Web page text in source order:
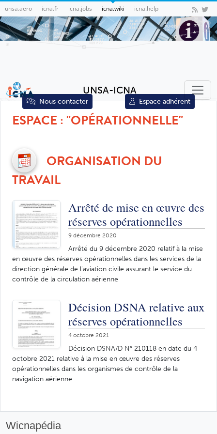
unsa.aero icna.fr icna.jobs icna.wiki icna.help
Nous contacter Espace adhérent
UNSA-ICNA
ESPACE : "OPÉRATIONNELLE"
ORGANISATION DU
TRAVAIL
Arrêté de mise en œuvre des
réserves opérationnelles
9 décembre 2020
Arrêté du 9 décembre 2020 relatif à la mise
en œuvre des réserves opérationnelles dans les services de la
direction générale de l'aviation civile assurant le service du
contrôle de la circulation aérienne
Décision DSNA relative aux
réserves opérationnelles
4 octobre 2021
Décision DSNA/D N° 210118 en date du 4
octobre 2021 relative à la mise en œuvre des réserves
opérationnelles dans les organismes de contrôle de la
navigation aérienne
Wicnapédia